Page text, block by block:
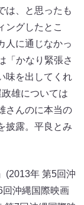
は、と思ったも
ングしたとこ
人に通じなかっ
「かなり緊張さ
味を出してくれ
雄については
さんのに本当の
披露。平良とみ
(2013年 第5回沖
沖縄国際映画